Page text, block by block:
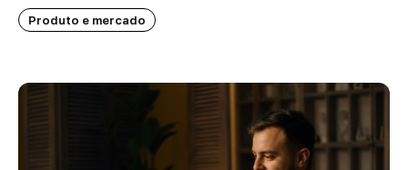
Produto e mercado